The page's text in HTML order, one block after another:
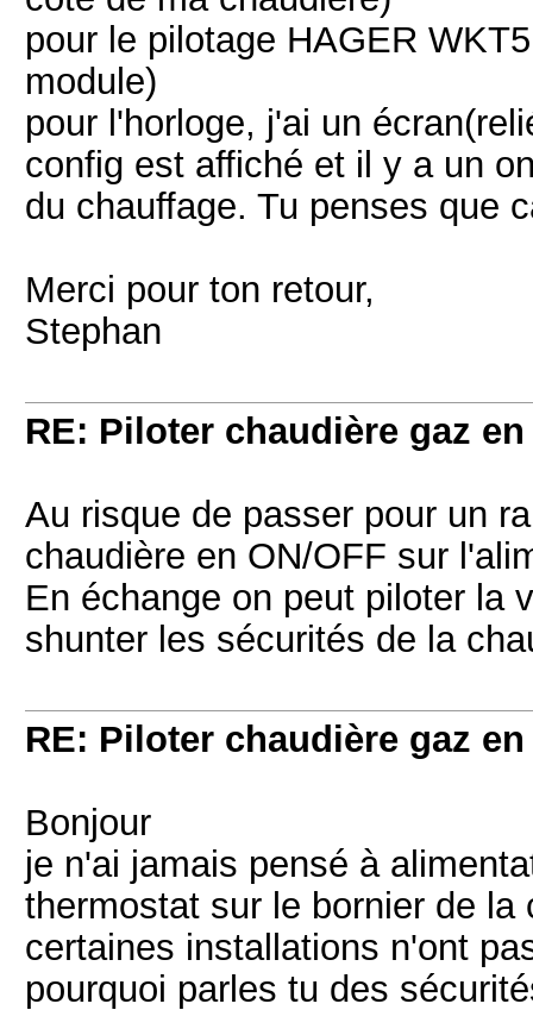
pour le pilotage HAGER
module)
pour l'horloge, j'ai un
config est affiché et il y a un
du chauffage. Tu penses que
Merci pour ton retour,
Stephan
RE: Piloter chaudière gaz en
Au risque de passer pour un
chaudière en ON/OFF sur
En échange on peut piloter la
shunter les sécurités de la
RE: Piloter chaudière gaz en
Bonjour
je n'ai jamais pensé à
thermostat sur le bornier de la
certaines installations n'ont
pourquoi parles tu des